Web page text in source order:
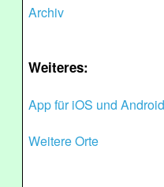
Archiv
Weiteres:
App für iOS und Android
Weitere Orte